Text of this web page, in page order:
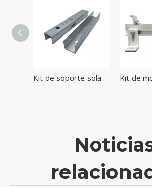
Kit de soporte solar de acero inoxidable con diseño de canal en U